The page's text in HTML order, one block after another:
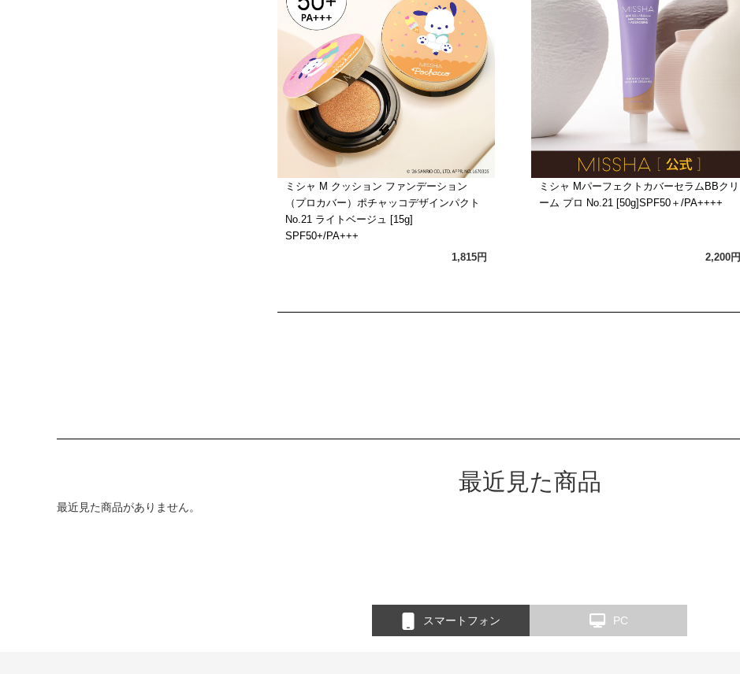
ミシャ M クッション ファンデーション
（プロカバー）ポチャッコデザインパクト
No.21 ライトベージュ [15g]
SPF50+/PA+++
1,815円
ミシャ MパーフェクトカバーセラムBBクリ
ーム プロ No.21 [50g]SPF50＋/PA++++
2,200円
最近見た商品
最近見た商品がありません。
スマートフォン PC